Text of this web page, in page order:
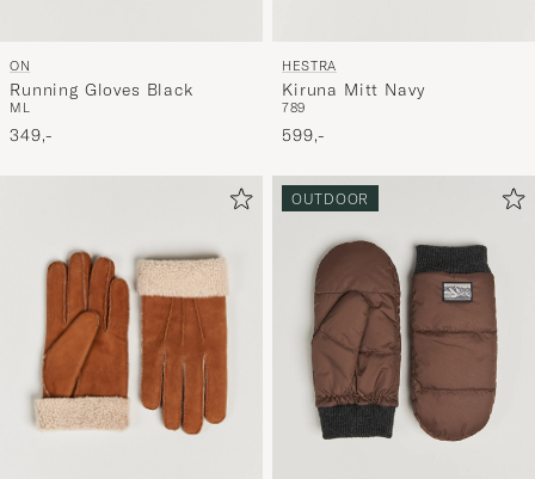
ON
Running Gloves Black
M L
349,-
HESTRA
Kiruna Mitt Navy
789
599,-
OUTDOOR